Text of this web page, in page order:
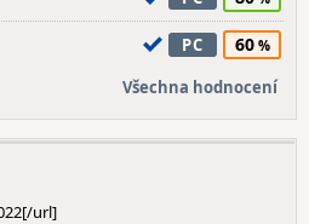
PC 60
Všechna hodnocení